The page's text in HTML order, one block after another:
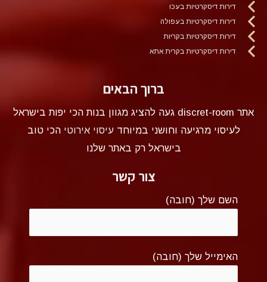
דירות דיסקרטיות בעכו
דירות דיסקרטיות בעפולה
דירות דיסקרטיות בקריות
דירות דיסקרטיות בקרית אתא
ברוך הבאים
אתר discret-room געה להציג מגוון בנות הכי יפות בישראל
לעיסוי מרגיעה וחושני במיוחדעיסוי אירוטי הכי טוב
בישראל רק באתר שלנו
צור קשר
השם שלך (חובה)
האימייל שלך (חובה)